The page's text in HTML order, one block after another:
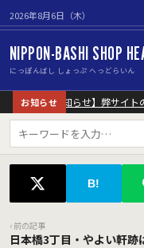
2026年8月6日（木）
NIPPON-BASHI SHOP
にっぽんばし しょっぷ へっどらいん
お知らせ
【重要なお知らせ】弊サイト
B!
‹ 前の記事
日本橋3丁目・やよい軒跡